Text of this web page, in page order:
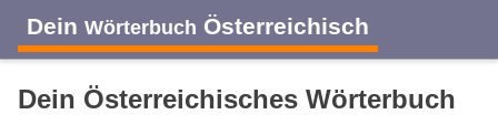
Dein Wörterbuch Österreichisch
Dein Österreichisches Wörterbuch